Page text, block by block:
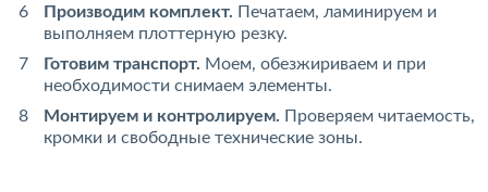
Производим комплект. Печатаем, ламинируем и
выполняем плоттерную резку.
Готовим транспорт. Моем, обезжириваем и при
необходимости снимаем элементы.
Монтируем и контролируем. Проверяем читаемость,
кромки и свободные технические зоны.